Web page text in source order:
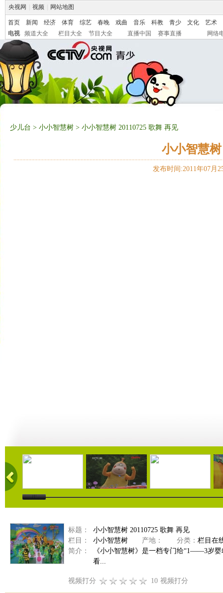
央视网 视频 网站地图
首页 新闻 经济 体育 综艺 春晚 戏曲 音乐 科教 青少 文化
艺术
电视
频道大全 栏目大全 节目大全 直播中国 赛事直播 网络
少儿台 > 小小智慧树 > 小小智慧树 20110725 歌舞 再见
小小智慧树
发布时间:2011年07月
01:02 03:24 01:26
标题：
小小智慧树 20110725 歌舞 再见
栏目：
小小智慧树 产地： 分类： 栏目在
简介：
《小小智慧树》是一档专门给“1——3岁
看...
视频打分 10 视频打分